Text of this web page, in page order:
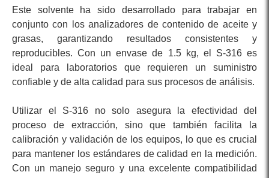
Este solvente ha sido desarrollado para trabajar en
conjunto con los analizadores de contenido de aceite y
grasas, garantizando resultados consistentes y
reproducibles. Con un envase de 1.5 kg, el S-316 es
ideal para laboratorios que requieren un suministro
confiable y de alta calidad para sus procesos de análisis.
Utilizar el S-316 no solo asegura la efectividad del
proceso de extracción, sino que también facilita la
calibración y validación de los equipos, lo que es crucial
para mantener los estándares de calidad en la medición.
Con un manejo seguro y una excelente compatibilidad